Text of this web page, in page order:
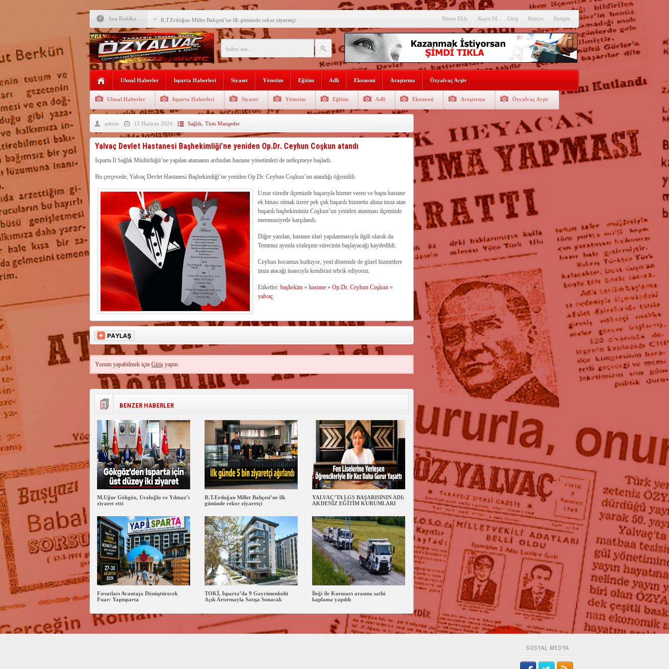
Son Dakika
M.Uğur Gökgöz, Uraloğlu ve Yılmaz’ı ziyaret etti
R.T.Erdoğan Millet Bahçesi’ne ilk gününde rekor ziyaretçi
YALVAÇ’TA LGS BAŞARISININ ADI: AKDENİZ
EĞİTİM KURUMLARI
Fırsatları Avantaja Dönüştürecek Fuar: Yapısparta
TOKİ, Isparta’da 9 Gayrimenkulü Açık Artırmayla Satışa
Sunacak
İleği ile Kurusarı arasına sathi kaplama yapıldı
Yalvaç’ta LGS Başarısı Yükselişini Sürdürüyor
Uyaroğlu’nun konukları Özel, Tüfekçi ve Bayar
Bağkonak Muhtarı Başoda’dan masa başı haberlere karşı
Sitene Ekle Kayıt Ol Giriş Künye İletişim
Ulusal Haberler Isparta Haberleri Siyaset Yönetim Eğitim Adli Ekonomi Araştırma Özyalvaç Arşiv
Ulusal Haberler Isparta Haberleri Siyaset Yönetim Eğitim Adli Ekonomi Araştırma Özyalvaç Arşiv
admin 15 Haziran 2024 Sağlık Tüm Manşetler
Yalvaç Devlet Hastanesi Başhekimliği’ne yeniden Op.Dr. Ceyhun Coşkun atandı
Isparta İl Sağlık Müdürlüğü’ne yapılan atamanın ardından hastane yönetimleri de netleşmeye başladı.
Bu çerçevede, Yalvaç Devlet Hastanesi Başhekimliği’ne yeniden Op.Dr. Ceyhun Coşkun’un atandığı öğrenildi.
Uzun süredir ilçemizde başarıyla hizmet veren ve başta hastane
ek binası olmak üzere pek çok başarılı hizmetin altına imza atan
başarılı başhekimimiz Coşkun’un yeniden atanması ilçemizde
memnuniyetle karşılandı.
Diğer yandan, hastane idari yapılanmasıyla ilgili olarak da
Temmuz ayında sözleşme sürecinin başlayacağı kaydedildi.
Ceyhun hocamızı kutluyor, yeni dönemde de güzel hizmetlere
imza atacağı inancıyla kendisini tebrik ediyoruz.
Etiketler: başhekim» hastane» Op.Dr. Ceyhun Coşkun»
yalvaç
Yorum yapabilmek içinGiriş yapın.
BENZER HABERLER
M.Uğur Gökgöz, Uraloğlu ve Yılmaz’ı
ziyaret etti
R.T.Erdoğan Millet Bahçesi’ne ilk
gününde rekor ziyaretçi
YALVAÇ’TA LGS BAŞARISININ ADI:
AKDENİZ EĞİTİM KURUMLARI
Fırsatları Avantaja Dönüştürecek
Fuar: Yapısparta
TOKİ, Isparta’da 9 Gayrimenkulü
Açık Artırmayla Satışa Sunacak
İleği ile Kurusarı arasına sathi
kaplama yapıldı
SOSYAL MEDYA